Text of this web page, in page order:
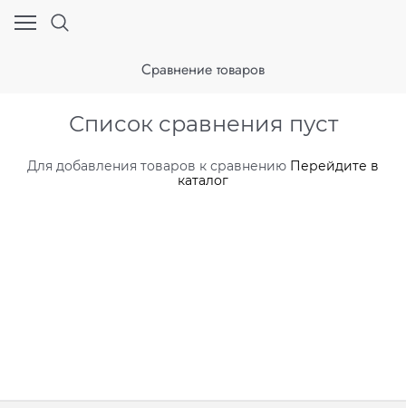
Сравнение товаров
Список сравнения пуст
Для добавления товаров к сравнению Перейдите в
каталог